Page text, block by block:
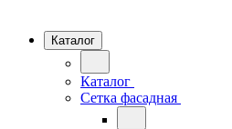
Каталог
Каталог
Сетка фасадная